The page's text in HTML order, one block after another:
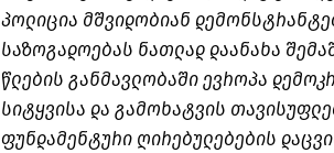
პოლიცია მშვიდობიან
საზოგადოებას ნათლად დაანახა
წლების განმავლობაში ევროპა
სიტყვისა და გამოხატვის
ფუნდამენტური ღირებულებების